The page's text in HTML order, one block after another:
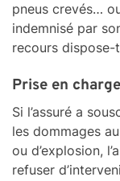
pneus crevés…
indemnisé par
recours dispose-
Prise en
Si l’assuré a
les dommages
ou d’explosion,
refuser